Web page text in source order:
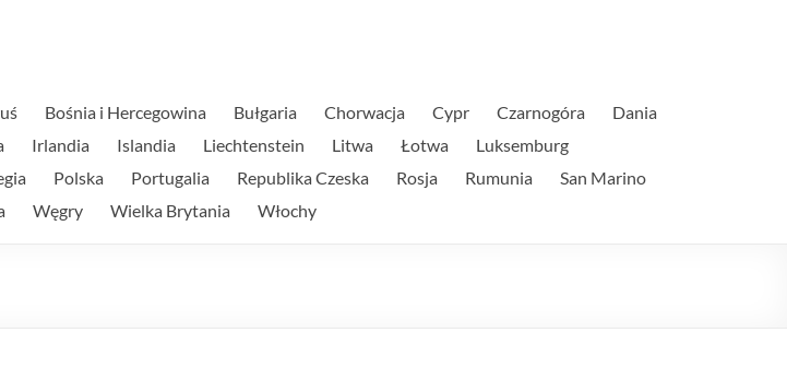
Bośnia i Hercegowina Bułgaria Chorwacja Cypr Czarnogóra
Dania
Irlandia Islandia Liechtenstein Litwa Łotwa
Luksemburg
Polska Portugalia Republika Czeska Rosja Rumunia
San Marino
Węgry Wielka Brytania Włochy